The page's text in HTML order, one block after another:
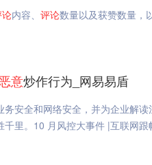
内容、 评论数量以及获赞数量，
意炒作行为_网易易盾
安全和网络安全，并为企业解
里。10 月风控大事件 |互联网跟